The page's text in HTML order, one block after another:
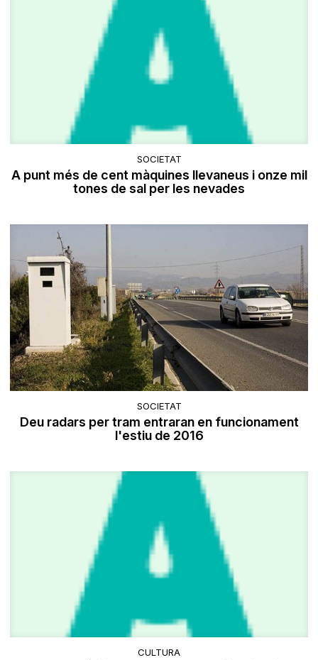
SOCIETAT
A punt més de cent màquines llevaneus i onze mil
tones de sal per les nevades
SOCIETAT
Deu radars per tram entraran en funcionament
l'estiu de 2016
CULTURA